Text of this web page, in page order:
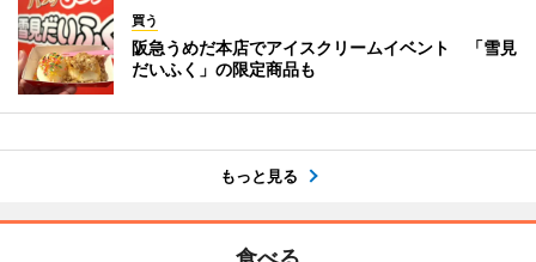
買う
阪急うめだ本店でアイスクリームイベント 「雪見
だいふく」の限定商品も
もっと見る